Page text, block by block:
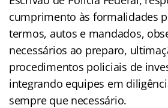
cumprimento às formalidades
termos, autos e mandados,
necessários ao preparo,
procedimentos policiais de
integrando equipes em
sempre que necessário.